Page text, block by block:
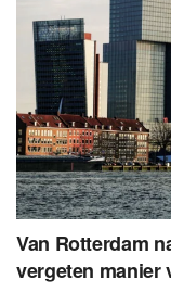
Van Rotterdam
vergeten manier